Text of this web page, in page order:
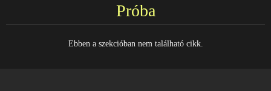
Próba
Ebben a szekcióban nem található cikk.